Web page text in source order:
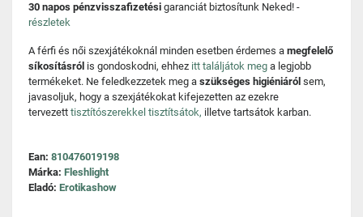
30 napos pénzvisszafizetési garanciát biztosítunk Neked! -
részletek
A férfi és női szexjátékoknál minden esetben érdemes a megfelelő
síkosításról is gondoskodni, ehhez itt találjátok meg a legjobb
termékeket. Ne feledkezzetek meg a szükséges higiéniáról sem,
javasoljuk, hogy a szexjátékokat kifejezetten az ezekre
tervezett tisztítószerekkel tisztítsátok, illetve tartsátok karban.
Ean: 810476019198
Márka: Fleshlight
Eladó: Erotikashow